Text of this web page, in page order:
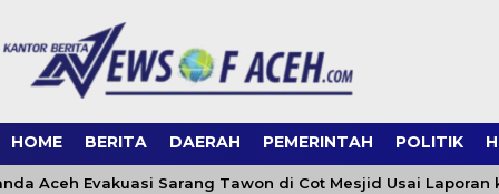
HOME BERITA DAERAH PEMERINTAH POLITIK
Aceh Evakuasi Sarang Tawon di Cot Mesjid Usai Laporan